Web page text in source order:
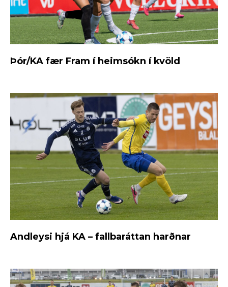
Þór/KA fær Fram í heimsókn í kvöld
Andleysi hjá KA – fallbaráttan harðnar